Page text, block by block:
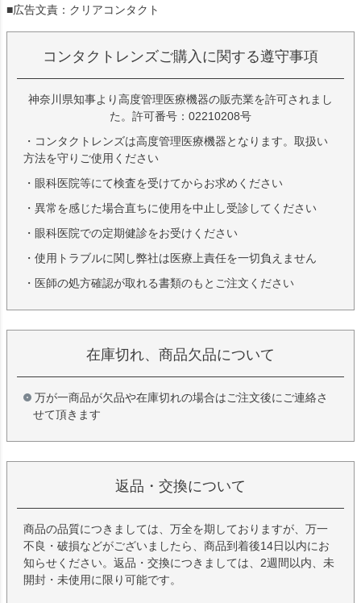
■広告文責：クリアコンタクト
コンタクトレンズご購入に関する遵守事項
神奈川県知事より高度管理医療機器の販売業を許可されまし
た。許可番号：02210208号
・コンタクトレンズは高度管理医療機器となります。取扱い
方法を守りご使用ください
・眼科医院等にて検査を受けてからお求めください
・異常を感じた場合直ちに使用を中止し受診してください
・眼科医院での定期健診をお受けください
・使用トラブルに関し弊社は医療上責任を一切負えません
・医師の処方確認が取れる書類のもとご注文ください
在庫切れ、商品欠品について
万が一商品が欠品や在庫切れの場合はご注文後にご連絡さ
せて頂きます
返品・交換について
商品の品質につきましては、万全を期しておりますが、万一
不良・破損などがございましたら、商品到着後14日以内にお
知らせください。返品・交換につきましては、2週間以内、未
開封・未使用に限り可能です。